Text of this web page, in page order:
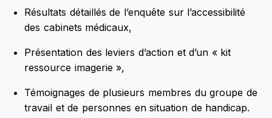
Résultats détaillés de l’enquête sur l’accessibilité
des cabinets médicaux,
Présentation des leviers d’action et d’un « kit
ressource imagerie »,
Témoignages de plusieurs membres du groupe de
travail et de personnes en situation de handicap.